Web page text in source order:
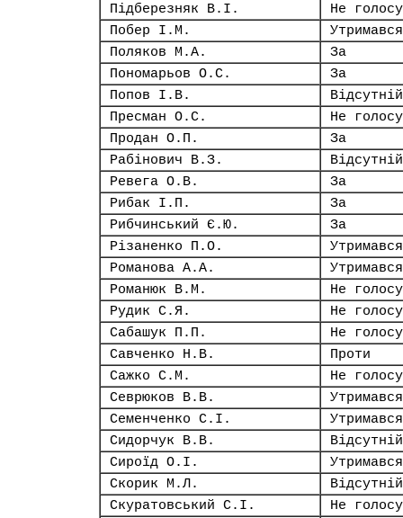
Підберезняк В.І.
Не
Побер І.М.
Утримався
Поляков М.А.
За
Пономарьов О.С.
За
Попов І.В.
Відсутній
Пресман О.С.
Не
Продан О.П.
За
Рабінович В.З.
Відсутній
Ревега О.В.
За
Рибак І.П.
За
Рибчинський Є.Ю.
За
Різаненко П.О.
Утримався
Романова А.А.
Утримався
Романюк В.М.
Не
Рудик С.Я.
Не
Сабашук П.П.
Не
Савченко Н.В.
Проти
Сажко С.М.
Не
Севрюков В.В.
Утримався
Семенченко С.І.
Утримався
Сидорчук В.В.
Відсутній
Сироїд О.І.
Утримався
Скорик М.Л.
Відсутній
Скуратовський С.І.
Не